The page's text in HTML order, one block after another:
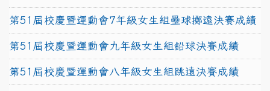
第51屆校慶暨運動會7年級女生組壘球擲遠決賽成績
第51屆校慶暨運動會九年級女生組鉛球決賽成績
第51屆校慶暨運動會八年級女生組跳遠決賽成績